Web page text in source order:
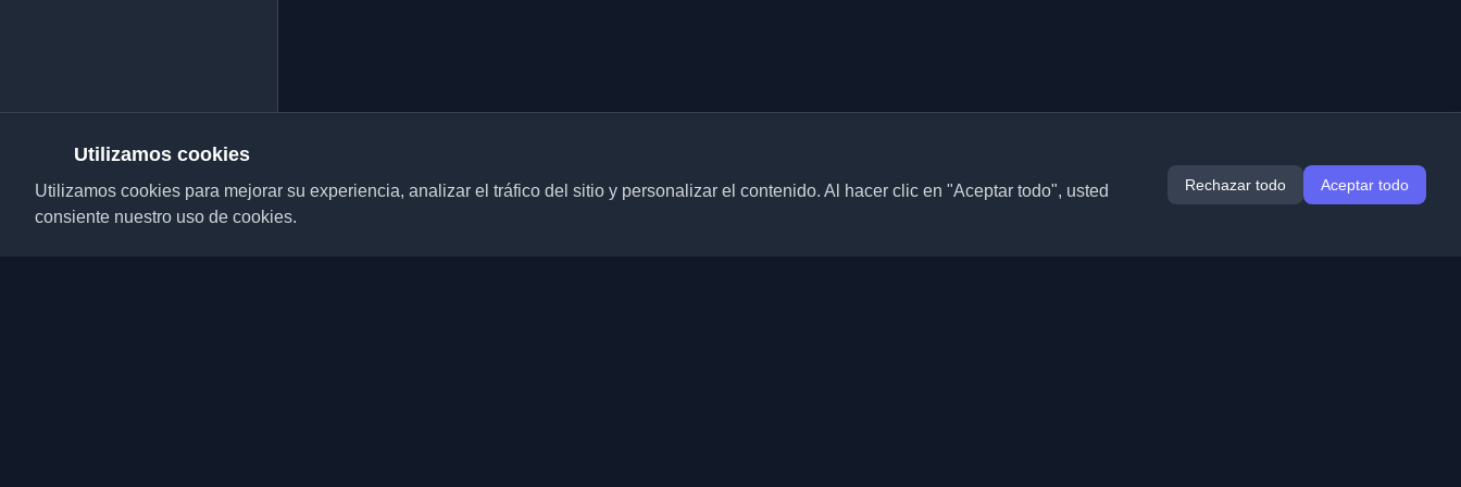
Utilizamos cookies
Utilizamos cookies para mejorar su experiencia, analizar el tráfico del sitio y personalizar el contenido. Al hacer clic en "Aceptar todo", usted
consiente nuestro uso de cookies.
Rechazar todo Aceptar todo